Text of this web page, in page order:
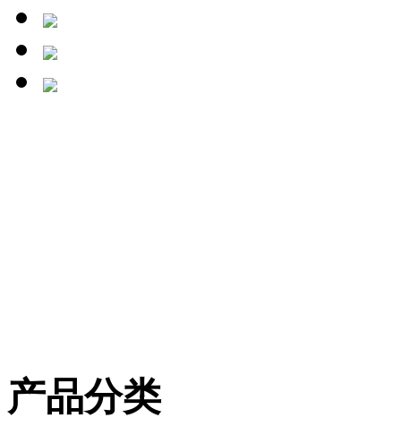
产品分类